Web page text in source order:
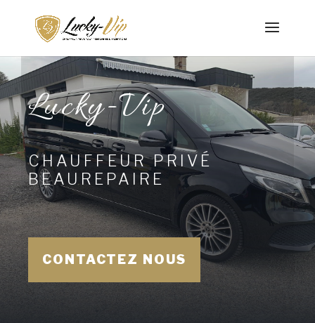
Lucky-Vip
CHAUFFEUR PRIVÉ
BEAUREPAIRE
CONTACTEZ NOUS